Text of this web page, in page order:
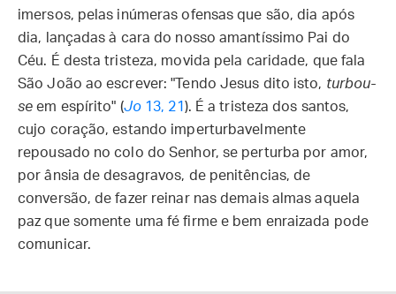
imersos, pelas inúmeras ofensas que são, dia após
dia, lançadas à cara do nosso amantíssimo Pai do
Céu. É desta tristeza, movida pela caridade, que fala
São João ao escrever: "Tendo Jesus dito isto, turbou-
se em espírito" (Jo13, 21 ). É a tristeza dos santos,
cujo coração, estando imperturbavelmente
repousado no colo do Senhor, se perturba por amor,
por ânsia de desagravos, de penitências, de
conversão, de fazer reinar nas demais almas aquela
paz que somente uma fé firme e bem enraizada pode
comunicar.